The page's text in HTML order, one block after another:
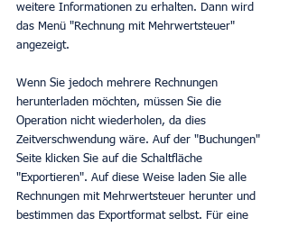
weitere Informationen zu erhalten. Dann wird
das Menü "Rechnung mit Mehrwertsteuer"
angezeigt.
Wenn Sie jedoch mehrere Rechnungen
herunterladen möchten, müssen Sie die
Operation nicht wiederholen, da dies
Zeitverschwendung wäre. Auf der "Buchungen"
Seite klicken Sie auf die Schaltfläche
"Exportieren". Auf diese Weise laden Sie alle
Rechnungen mit Mehrwertsteuer herunter und
bestimmen das Exportformat selbst. Für eine